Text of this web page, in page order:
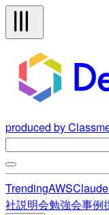
produced by
TrendingAWSClaude
社説明会勉強会事例